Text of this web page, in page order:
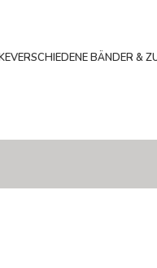
VERSCHIEDENE BÄNDER &